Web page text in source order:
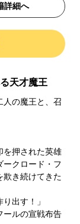
詳細へ
天才魔王
人の魔王と、召
を押された英雄
ークロード・フ
欺き続けてきた
出す！」
ールの宣戦布告